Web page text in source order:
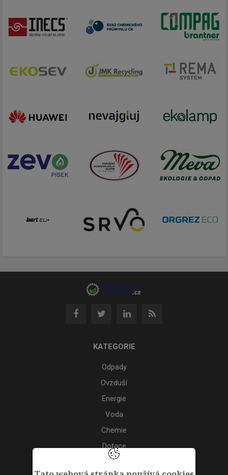
KATEGORIE
Odpady
Ovzduší
Energie
Voda
Chemie
Dotace
Akce